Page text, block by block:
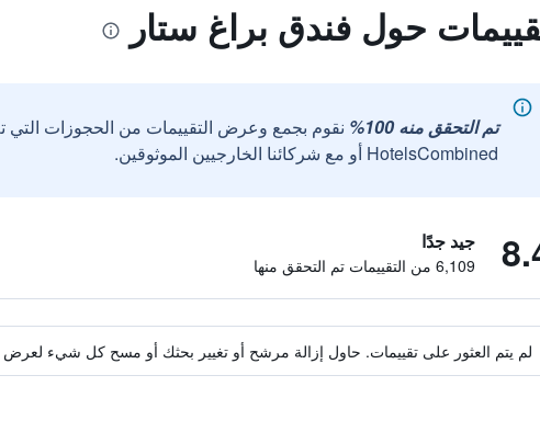
حول فندق براغ ستار
تم التحقق منه 100%
نقوم بجمع وعرض التقييمات من الحجوزات التي
HotelsCombined أو مع شركائنا الخارجيين الموثوقين.
جيد جدًا
6,109 من التقييمات تم التحقق منها
لم يتم العثور على تقييمات. حاول إزالة مرشح أو تغيير بحثك أو مسح كل شيء لعرض